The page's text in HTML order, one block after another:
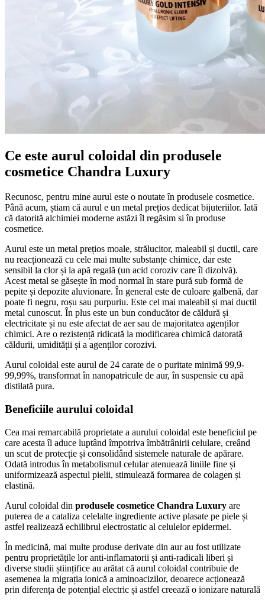
Ce este aurul coloidal din produsele
cosmetice Chandra Luxury
Recunosc, pentru mine aurul este o noutate în produsele cosmetice.
Până acum, știam că aurul e un metal prețios dedicat bijuteriilor. Iată
că datorită alchimiei moderne astăzi îl regăsim si în produse
cosmetice.
Aurul este un metal prețios moale, strălucitor, maleabil și ductil, care
nu reacționează cu cele mai multe substanțe chimice, dar este
sensibil la clor și la apă regală (un acid coroziv care îl dizolvă).
Acest metal se găsește în mod normal în stare pură sub formă de
pepite și depozite aluvionare. În general este de culoare galbenă, dar
poate fi negru, roșu sau purpuriu. Este cel mai maleabil și mai ductil
metal cunoscut. În plus este un bun conducător de căldură și
electricitate și nu este afectat de aer sau de majoritatea agenților
chimici. Are o rezistență ridicată la modificarea chimică datorată
căldurii, umidității și a agenților corozivi.
Aurul coloidal este aurul de 24 carate de o puritate minimă 99,9-
99,99%, transformat în nanopatricule de aur, în suspensie cu apă
distilată pura.
Beneficiile aurului coloidal
Cea mai remarcabilă proprietate a aurului coloidal este beneficiul pe
care acesta îl aduce luptând împotriva îmbătrânirii celulare, creând
un scut de protecție și consolidând sistemele naturale de apărare.
Odată introdus în metabolismul celular atenuează liniile fine și
uniformizează aspectul pielii, stimulează formarea de colagen și
elastină.
Aurul coloidal din produsele cosmetice Chandra Luxury are
puterea de a cataliza celelalte ingrediente active plasate pe piele și
astfel realizează echilibrul electrostatic al celulelor epidermei.
În medicină, mai multe produse derivate din aur au fost utilizate
pentru proprietățile lor anti-inflamatorii și anti-radicali liberi și
diverse studii științifice au arătat că aurul coloidal contribuie de
asemenea la migrația ionică a aminoacizilor, deoarece acționează
prin diferența de potențial electric și astfel creează o ionizare naturală